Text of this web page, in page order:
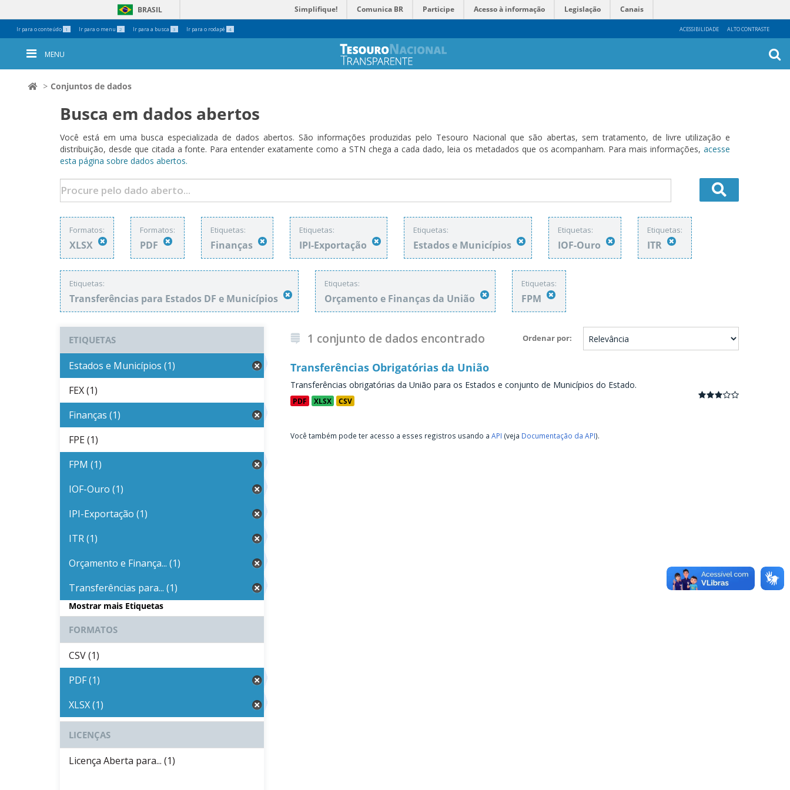
Ir para o conteúdo 1 Ir para o menu 2 Ir para a busca 3 Ir para o rodapé 4 ACESSIBILIDADE ALTO CONTRASTE
BRASIL Simplifique! Comunica BR Participe Acesso à informação Legislação Canais
Ferramentas
Pessoais
MENU
Conjuntos de dados
Busca em dados abertos
Você está em uma busca especializada de dados abertos. São informações produzidas pelo Tesouro Nacional que são abertas, sem tratamento, de livre utilização e
distribuição, desde que citada a fonte. Para entender exatamente como a STN chega a cada dado, leia os metadados que os acompanham. Para mais informações, acesse
esta página sobre dados abertos.
Formatos:
XLSX
Formatos:
PDF
Etiquetas:
Finanças
Etiquetas:
IPI-Exportação
Etiquetas:
Estados e Municípios
Etiquetas:
IOF-Ouro
Etiquetas:
ITR
Etiquetas:
Transferências para Estados DF e Municípios
Etiquetas:
Orçamento e Finanças da União
Etiquetas:
FPM
Ordenar por
1 conjunto de dados encontrado
Transferências Obrigatórias da União
Transferências obrigatórias da União para os Estados e conjunto de Municípios do Estado.
PDF XLSX CSV
Você também pode ter acesso a esses registros usando a API (veja Documentação da API).
ETIQUETAS
Estados e Municípios (1)
FEX (1)
Finanças (1)
FPE (1)
FPM (1)
IOF-Ouro (1)
IPI-Exportação (1)
ITR (1)
Orçamento e Finança... (1)
Transferências para... (1)
Mostrar mais Etiquetas
FORMATOS
CSV (1)
PDF (1)
XLSX (1)
LICENÇAS
Licença Aberta para... (1)